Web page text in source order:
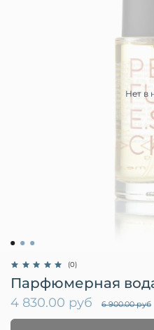
Нет в
(0)
Парфюмерная вода
4 830.00 руб 6 900.00 руб